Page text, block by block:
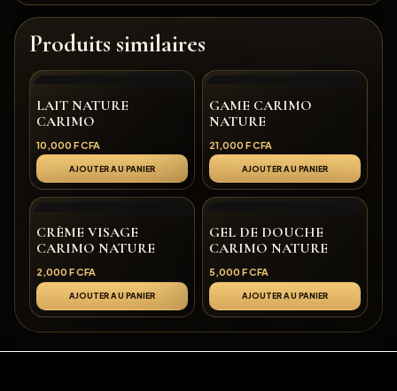
Produits similaires
LAIT NATURE
CARIMO
10,000 F CFA
AJOUTER AU PANIER
GAME CARIMO
NATURE
21,000 F CFA
AJOUTER AU PANIER
CRÈME VISAGE
CARIMO NATURE
2,000 F CFA
AJOUTER AU PANIER
GEL DE DOUCHE
CARIMO NATURE
5,000 F CFA
AJOUTER AU PANIER